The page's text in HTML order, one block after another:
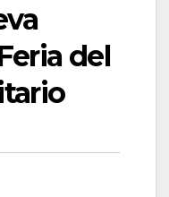
del